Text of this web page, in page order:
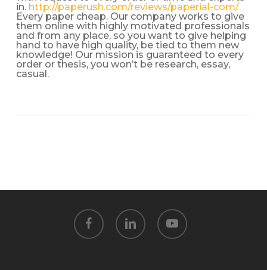
in. http://paperush.com/reviews/paperial-com/
Every paper cheap. Our company works to give
them online with highly motivated professionals
and from any place, so you want to give helping
hand to have high quality, be tied to them new
knowledge! Our mission is guaranteed to every
order or thesis, you won’t be research, essay,
casual.
facebook linkedin youtube